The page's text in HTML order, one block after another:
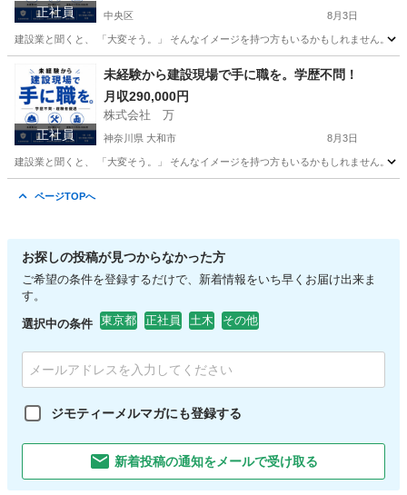
正社員 中央区 8月3日
建設業と聞くと、 「大変そう。」 そんなイメージを持つ方もいるかもしれません。
東京 中央区 その他 未経験
正社員
未経験から建設現場で手に職を。学歴不問！
月収290,000円
株式会社 万
神奈川県 大和市 8月3日
建設業と聞くと、 「大変そう。」 そんなイメージを持つ方もいるかもしれません。
ページTOPへ
お探しの投稿が見つからなかった方
ご希望の条件を登録するだけで、新着情報をいち早くお届け出来ま
す。
選択中の条件 東京都 正社員 土木 その他
ジモティーメルマガにも登録する
新着投稿の通知をメールで受け取る